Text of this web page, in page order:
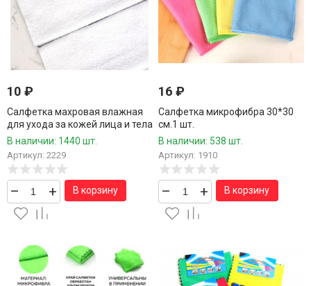
10 ₽
Салфетка махровая влажная
для ухода за кожей лица и тела
в инд.упаковке 25*25 см.1
шт.500 шт.коробка
В наличии: 1440 шт.
Артикул: 2229
– + В корзину
16₽
Салфетка микрофибра 30*30
см.1 шт.
В наличии: 538 шт.
Артикул: 1910
– + В корзину